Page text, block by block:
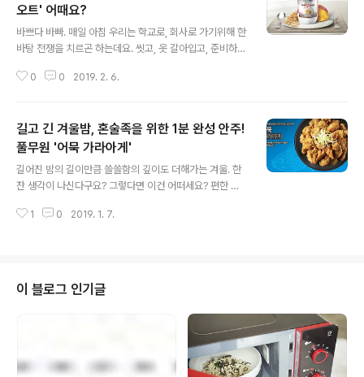
오트' 어때요?
바쁘다 바빠. 매일 아침 우리는 학교로, 회사로 가기위해 한
바탕 전쟁을 치르곤 하는데요. 씻고, 옷 갈아입고, 준비하기
한 조각 입에 물고 나가기만 해도 다행이다 싶은 아침에 든
시대의 흐름에 맞춰 간편대용식 시장이 점점 커지고 있답
니다. 그중에서도 최근 풀무원다논에서 출시된 '아이러브
요거트 한끼오트'가 큰 인기를 끌고 있다고 해요. 불과 출시
한 달 만에 누적 판매량 100만 개를 돌파 했거든요. (캬
~!!!) 그 비결은 요거트 하나만으로 탄수화물, 단백질, 지방
등 필수 영양성분을 고루 함유해 균형 잡힌 한 끼 식사를..
0 0 2019. 2. 6.
길고 긴 겨울밤, 혼술족을 위한 1분 완성 안주!
풀무원 '어묵 가라아게'
길어진 밤의 길이만큼 쓸쓸함의 깊이도 더해가는 겨울. 한
잔 생각이 나신다구요? 그렇다면 이건 어떠세요? 편한 옷
화나 음악을 틀고 한 잔~ 캬! 술 권하는 사람도 없고 내가
고민이 있답니다. 그것은 바로 '안주'~! 술이야 편의점에서
쉽게 살 수 있지만 안주는 그야말로 고민 그 자체! 배달 음
식을 시켜먹자니 값도 양도 부담스럽고, 만들어 먹자니 귀
찮고... 뚜둔. 이런 애매한 상황 풀반장이 확실하게 정리해
드립니다. 에헴. 겨울밤, 풀반장이 추천하는 혼술족을 위한
최고의 술안주..
1 0 2019. 1. 7.
이 블로그 인기글